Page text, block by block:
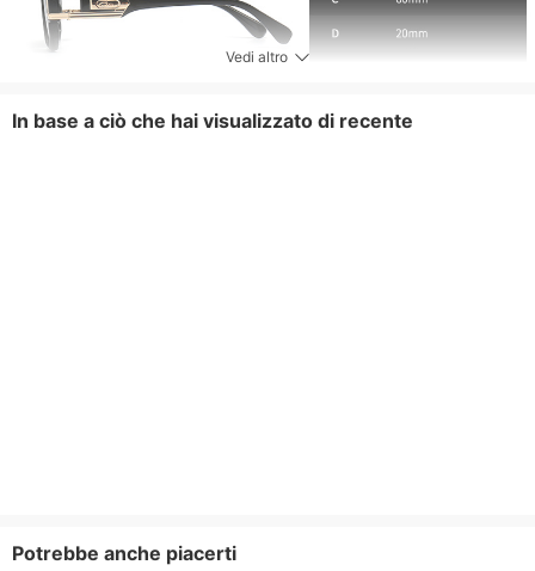
Vedi altro
In base a ciò che hai visualizzato di recente
Potrebbe anche piacerti